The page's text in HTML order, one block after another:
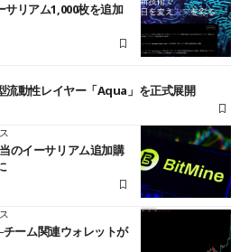
リアム1,000枚を追加
流動性レイヤー「Aqua」を正式展開
のイーサリアム追加購
ーム関連ウォレットが